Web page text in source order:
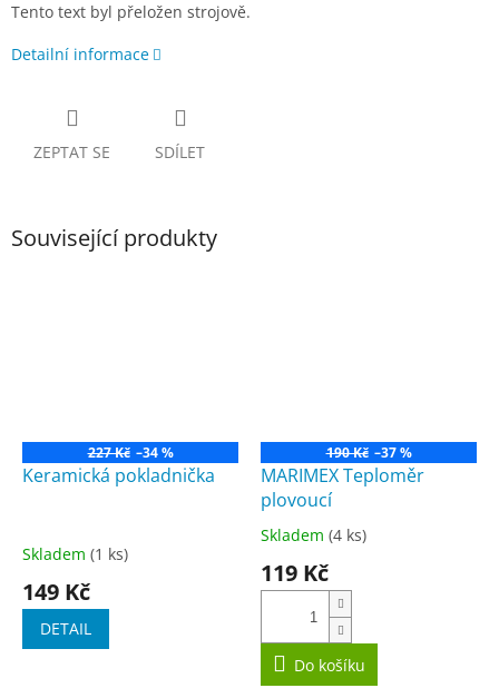
Tento text byl přeložen strojově.
Detailní informace
ZEPTAT SE SDÍLET
Související produkty
227 Kč –34 %
Keramická pokladnička
Skladem (1 ks)
149 Kč
DETAIL
190 Kč –37 %
MARIMEX Teploměr
plovoucí
Průměrné
produktu
z
hvězdiček.
Skladem (4 ks)
119 Kč
Do košíku